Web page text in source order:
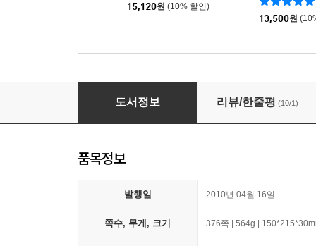
15,120원 (10% 할인)
13,500원
느림과 비움의 미학
도서정보 리뷰/한줄평 (10/1)
품목정보
발행일 2010년 04월 16일
쪽수, 무게, 크기 376쪽 | 564g |